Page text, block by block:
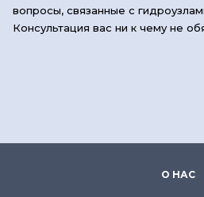
вопросы, связанные с
Консультация вас ни к чему не
О НАС